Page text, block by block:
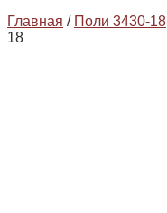
Главная / Поли 3430-18
18